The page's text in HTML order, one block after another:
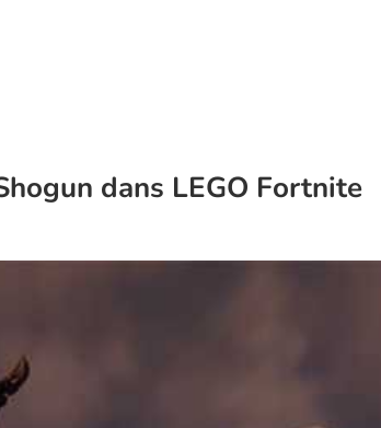
dans LEGO Fortnite